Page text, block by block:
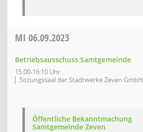
MI 06.09.2023
Betriebsausschuss Samtgemeinde
15:00-16:10 Uhr
Sitzungssaal der Stadtwerke Zeven GmbH
Öffentliche Bekanntmachung
Samtgemeinde Zeven